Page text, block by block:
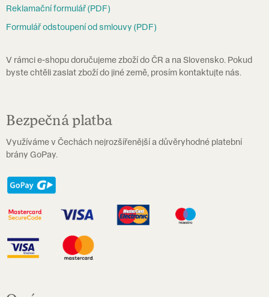
Reklamační formulář (PDF)
Formulář odstoupení od smlouvy (PDF)
V rámci e-shopu doručujeme zboží do ČR a na Slovensko. Pokud
byste chtěli zaslat zboží do jiné země, prosím kontaktujte nás.
Bezpečná platba
Využíváme v Čechách nejrozšířenější a důvěryhodné platební
brány GoPay.